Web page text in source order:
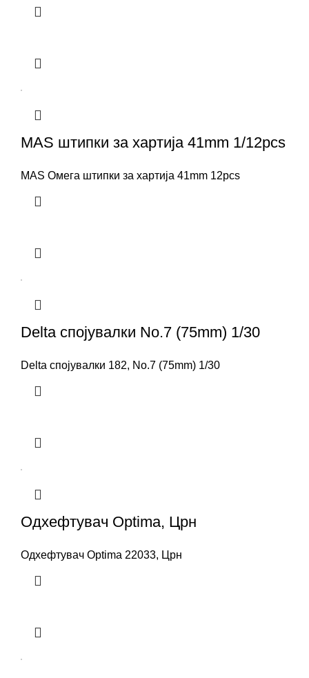
MAS штипки за хартија 41mm 1/12pcs
MAS Омега штипки за хартија 41mm 12pcs
Delta спојувалки No.7 (75mm) 1/30
Delta спојувалки 182, No.7 (75mm) 1/30
Одхефтувач Optima, Црн
Одхефтувач Optima 22033, Црн